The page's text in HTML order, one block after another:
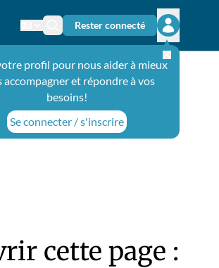
Changer de langue
Icône de recherche
Rester connecté
Ouvrir le
profil pour nous aider à mieux
accompagner et répondre à vos
besoins!
Se connecter / s'inscrire
cette page :